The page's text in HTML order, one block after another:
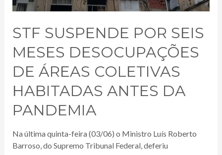
STF SUSPENDE POR SEIS
MESES DESOCUPAÇÕES
DE ÁREAS COLETIVAS
HABITADAS ANTES DA
PANDEMIA
Na última quinta-feira (03/06) o Ministro Luís Roberto
Barroso, do Supremo Tribunal Federal, deferiu